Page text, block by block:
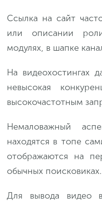
Ссылка на сайт
или описании
модулях, в шапке
На видеохостингах
невысокая
высокочастотным
Немаловажный
находятся в топе
отображаются на
обычных поисковиках.
Для вывода видео